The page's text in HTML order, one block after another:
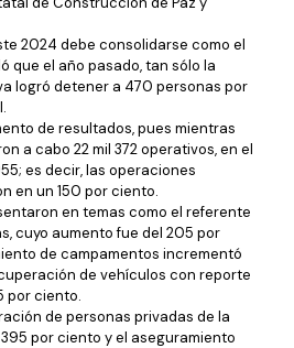
2024 debe consolidarse como el
que el año pasado, tan sólo la
logró detener a 470 personas por
de resultados, pues mientras
a cabo 22 mil 372 operativos, en el
es decir, las operaciones
en un 150 por ciento.
en temas como el referente
cuyo aumento fue del 205 por
de campamentos incrementó
de vehículos con reporte
por ciento.
de personas privadas de la
por ciento y el aseguramiento